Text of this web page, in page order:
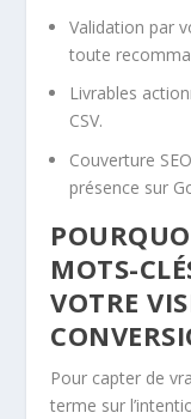
Validation par
toute
Livrables
CSV.
Couverture
présence sur
MOTS-
VOTRE
Pour capter de
terme sur